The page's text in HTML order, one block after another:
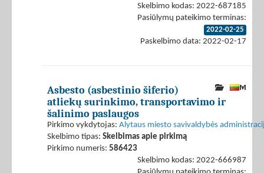
Skelbimo kodas: 2022-687185
Pasiūlymų pateikimo terminas:
2022-02-25
Paskelbimo data: 2022-02-17
Asbesto (asbestinio šiferio)
atliekų surinkimo, transportavimo ir
šalinimo paslaugos
Pirkimo vykdytojas: Alytaus miesto savivaldybės
Skelbimo tipas: Skelbimas apie pirkimą
Pirkimo numeris: 586423
Skelbimo kodas: 2022-666987